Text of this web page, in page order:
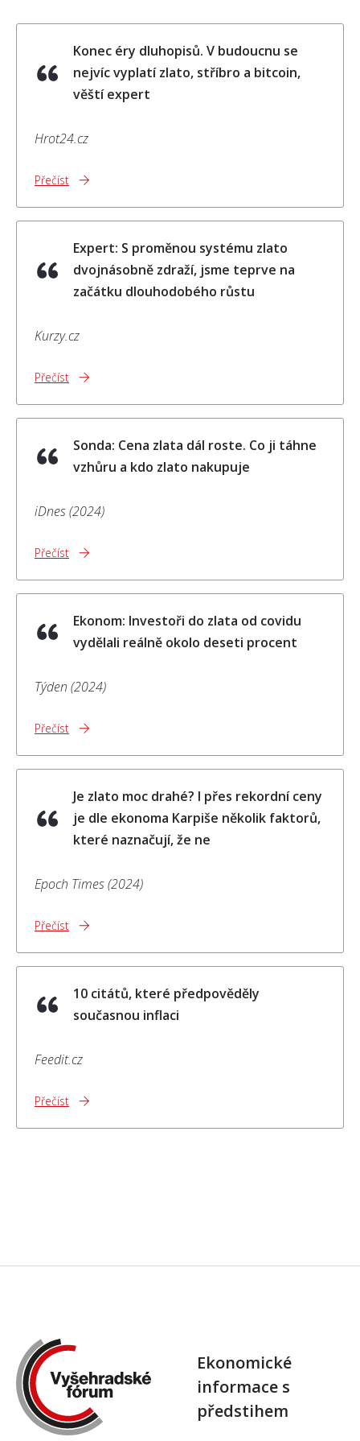
Konec éry dluhopisů. V budoucnu se
nejvíc vyplatí zlato, stříbro a bitcoin,
věští expert
Hrot24.cz
Přečíst
Expert: S proměnou systému zlato
dvojnásobně zdraží, jsme teprve na
začátku dlouhodobého růstu
Kurzy.cz
Přečíst
Sonda: Cena zlata dál roste. Co ji táhne
vzhůru a kdo zlato nakupuje
iDnes (2024)
Přečíst
Ekonom: Investoři do zlata od covidu
vydělali reálně okolo deseti procent
Týden (2024)
Přečíst
Je zlato moc drahé? I přes rekordní ceny
je dle ekonoma Karpiše několik faktorů,
které naznačují, že ne
Epoch Times (2024)
Přečíst
10 citátů, které předpověděly
současnou inflaci
Feedit.cz
Přečíst
Ekonomické
informace s
předstihem